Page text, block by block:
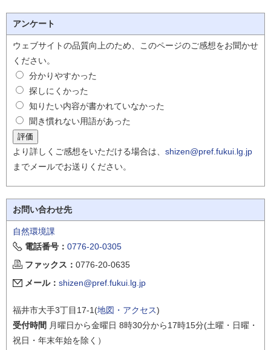
アンケート
ウェブサイトの品質向上のため、このページのご感想をお聞かせ
ください。
分かりやすかった
探しにくかった
知りたい内容が書かれていなかった
聞き慣れない用語があった
より詳しくご感想をいただける場合は、 shizen@pref.fukui.lg.jp
までメールでお送りください。
お問い合わせ先
自然環境課
電話番号： 0776-20-0305
ファックス： 0776-20-0635
メール： shizen@pref.fukui.lg.jp
福井市大手3丁目17-1(地図・アクセス)
受付時間 月曜日から金曜日 8時30分から17時15分(土曜・日曜・
祝日・年末年始を除く）